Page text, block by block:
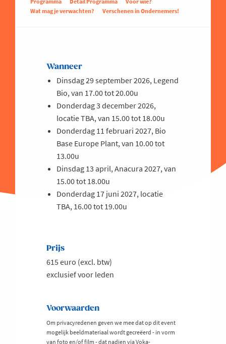
Wat mag je verwachten?
Verschenen in Ondernemers!
Wanneer
Dinsdag 29 september 2026, Legend
Bio, van 17.00 tot 20.00u
Donderdag 3 december 2026,
locatie TBA, van 15.00 tot 18.00u
Donderdag 11 februari 2027, Bio
Base Europe Plant, van 10.00 tot
13.00u
Dinsdag 13 april, Anacura 2027, van
15.00 tot 18.00u
Donderdag 17 juni 2027, locatie
TBA, 16.00 tot 19.00u
Prijs
615 euro (excl. btw)
exclusief voor leden
Voorwaarden
Om privacyredenen geven we mee dat op dit event
mogelijk beeldmateriaal wordt gecreëerd - in vorm
van foto en/of film - dat nadien via Voka-